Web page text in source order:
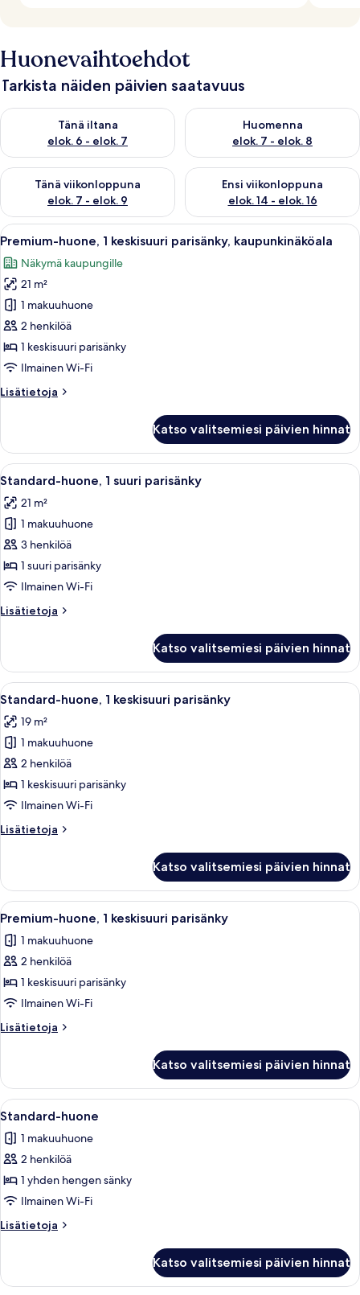
Huonevaihtoehdot
Tarkista näiden päivien saatavuus
Tänä iltana
elok. 6 - elok. 7
Tarkista tämän illan saatavuus elok. 6 - elok. 7
Huomenna
elok. 7 - elok. 8
Tarkista huomisen saatavuus
Tänä viikonloppuna
elok. 7 - elok. 9
Tarkista tämän viikonlopun saatavuus elok. 7 - elok. 9
Ensi viikonloppuna
elok. 14 - elok. 16
Tarkista ensi viikonlopun
Avaa
kaikki
huonetyypin
Premium-
huone,
1
keskisuuri
parisänky,
kuvat
Kaupunkikuva, jossa on
9
Premium-huone, 1 keskisuuri parisänky, kaupunkinäköala
Näkymä kaupungille
21 m²
1 makuuhuone
2 henkilöä
1 keskisuuri parisänky
Ilmainen Wi-Fi
Lisätietoja
Lisätietoja
1
keskisuuri
parisänky,
Katso valitsemiesi päivien hinnat
Avaa
kaikki
huonetyypin
Standard-
huone,
1
suuri
kuvat
Moderni hotellihuone, jossa on
6
Standard-huone, 1 suuri parisänky
21 m²
1 makuuhuone
3 henkilöä
1 suuri parisänky
Ilmainen Wi-Fi
Lisätietoja
Lisätietoja
1
suuri
parisänky
Katso valitsemiesi päivien hinnat
Avaa
kaikki
huonetyypin
Standard-
huone,
1
keskisuuri
kuvat
Hotellihuone, jossa on sänky,
4
Standard-huone, 1 keskisuuri parisänky
19 m²
1 makuuhuone
2 henkilöä
1 keskisuuri parisänky
Ilmainen Wi-Fi
Lisätietoja
Lisätietoja
1
keskisuuri
parisänky
Katso valitsemiesi päivien hinnat
Avaa
kaikki
huonetyypin
Premium-
huone,
1
keskisuuri
parisänky
Moderni hotellihuone, jossa on suuri
5
Premium-huone, 1 keskisuuri parisänky
1 makuuhuone
2 henkilöä
1 keskisuuri parisänky
Ilmainen Wi-Fi
Lisätietoja
Lisätietoja
1
keskisuuri
parisänky
Katso valitsemiesi päivien hinnat
Avaa
kaikki
huonetyypin
Standard-
huone
kuvat
Valkoisilla lakanoiden ja tyynyjen
5
Standard-huone
1 makuuhuone
2 henkilöä
1 yhden hengen sänky
Ilmainen Wi-Fi
Lisätietoja
Lisätietoja
Katso valitsemiesi päivien hinnat